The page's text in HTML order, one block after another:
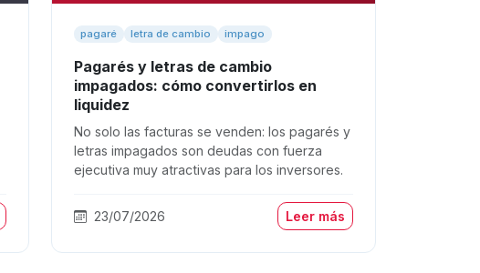
pagaré letra de cambio impago
Pagarés y letras de cambio
impagados: cómo convertirlos en
liquidez
No solo las facturas se venden: los pagarés y
letras impagados son deudas con fuerza
ejecutiva muy atractivas para los inversores.
23/07/2026 Leer más